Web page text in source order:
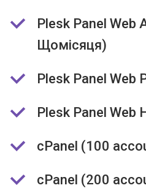
Plesk Panel Web
Щомісяця)
Plesk Panel Web
Plesk Panel Web
cPanel (100
cPanel (200